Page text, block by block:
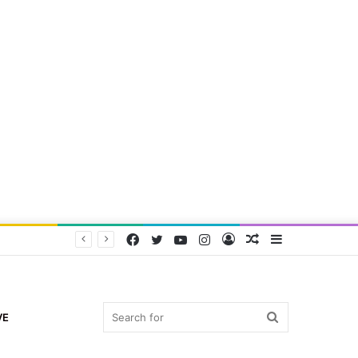
Random
Log
Instagram
YouTube
Twitter
Facebook